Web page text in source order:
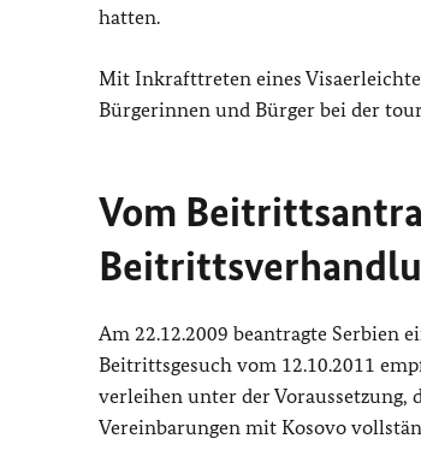
hatten.
Mit Inkrafttreten eines
Bürgerinnen und Bürger bei der
Vom
Am 22.12.2009 beantragte Serbien
Beitrittsgesuch vom 12.10.2011
verleihen unter der
Vereinbarungen mit Kosovo